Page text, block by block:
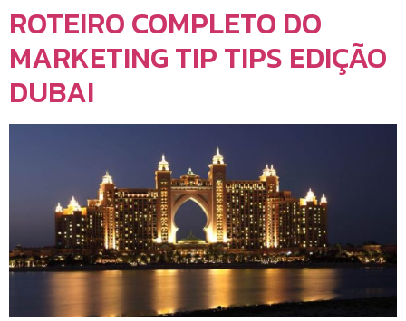
ROTEIRO COMPLETO DO
MARKETING TIP TIPS EDIÇÃO
DUBAI